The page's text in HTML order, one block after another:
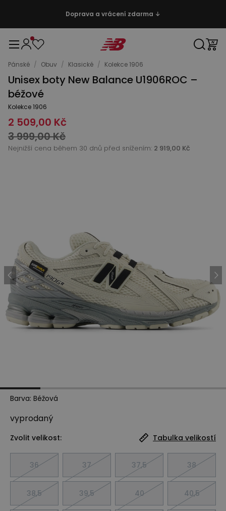
Doprava a vrácení zdarma ↓
Pánské / Obuv / Klasické / Kolekce 1906
Unisex boty New Balance U1906ROC –
béžové
Kolekce 1906
2 509,00 Kč
3 999,00 Kč
Nejnižší cena během 30 dnů před snížením: 2 919,00 Kč
Barva: Béžová
vyprodaný
Zvolit velikost: Tabulka velikostí
36 37 37,5 38
38,5 39,5 40 40,5